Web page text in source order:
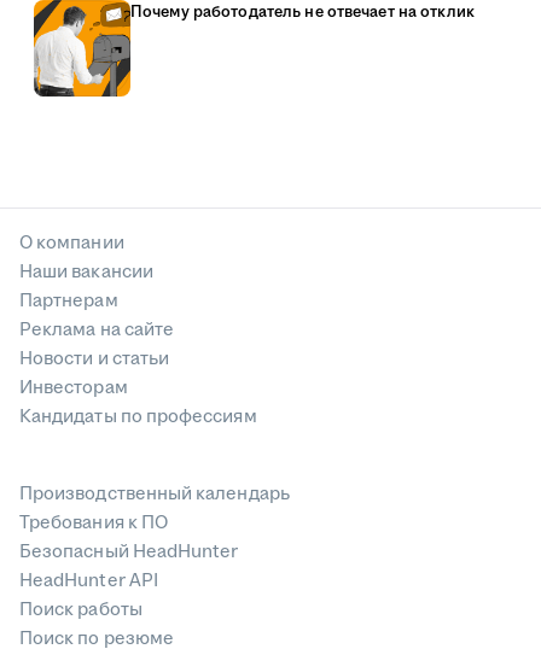
Почему работодатель не отвечает на отклик
О компании
Наши вакансии
Партнерам
Реклама на сайте
Новости и статьи
Инвесторам
Кандидаты по профессиям
Производственный календарь
Требования к ПО
Безопасный HeadHunter
HeadHunter API
Поиск работы
Поиск по резюме